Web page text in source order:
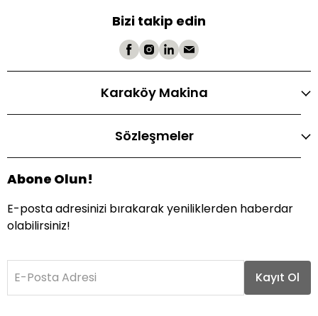
Bizi takip edin
Karaköy Makina
Sözleşmeler
Abone Olun!
E-posta adresinizi bırakarak yeniliklerden haberdar
olabilirsiniz!
E-Posta Adresi Kayıt Ol